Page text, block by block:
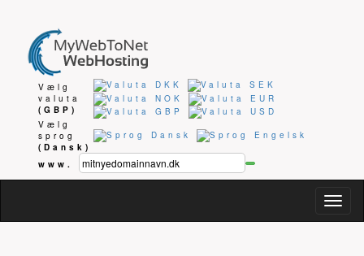
Vælg
valuta
(GBP)
Vælg
sprog
(Dansk)
www.